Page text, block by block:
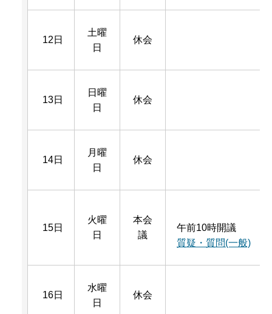
12日
土曜
日
休会
13日
日曜
日
休会
14日
月曜
日
休会
15日
火曜
日
本会
議
午前10時開議
質疑・質問(一般)
16日
水曜
日
休会